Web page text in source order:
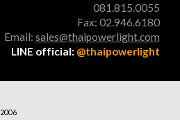
081.815.0055
Fax: 02.946.6180
Email: sales@thaipowerlight.com
LINE official: @thaipowerlight
2006